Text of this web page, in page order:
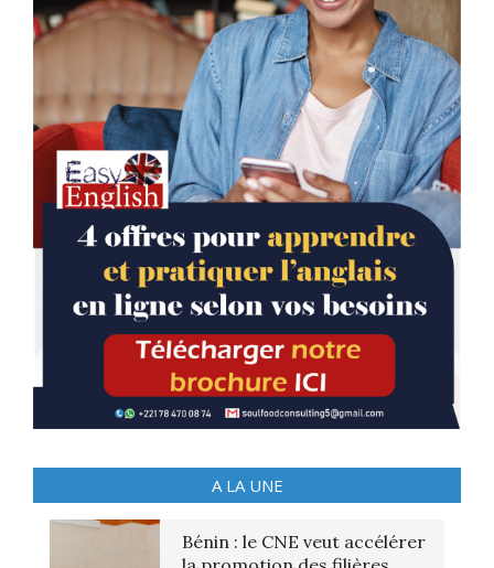
A LA UNE
Bénin : le CNE veut accélérer